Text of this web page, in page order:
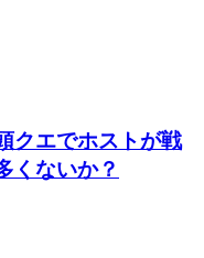
クエでホストが戦
くないか？